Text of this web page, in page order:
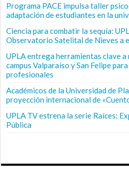
Programa PACE impulsa taller
adaptación de estudiantes en la
Ciencia para combatir la sequía:
Observatorio Satelital de Nieves a
UPLA entrega herramientas clave
campus Valparaíso y San Felipe
profesionales
Académicos de la Universidad de
proyección internacional de
UPLA TV estrena la serie Raíces:
Pública